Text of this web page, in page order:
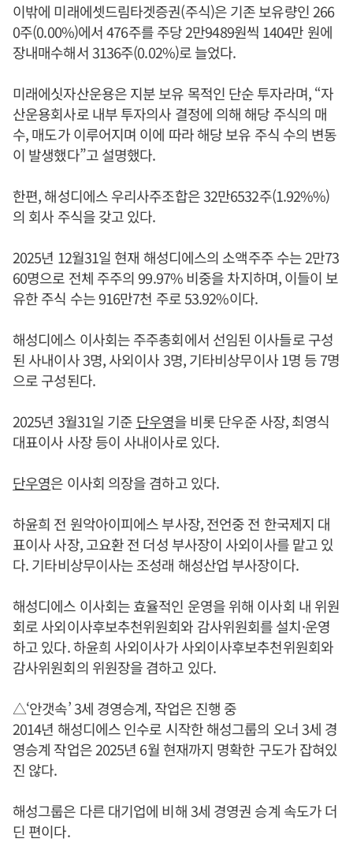
이밖에 미래에셋드림타겟증권(주식)은 기존 보유량인 266
0주(0.00%)에서 476주를 주당 2만9489원씩 1404만 원에
장내매수해서 3136주(0.02%)로 늘었다.
미래에싯자산운용은 지분 보유 목적인 단순 투자라며, “자
산운용회사로 내부 투자의사 결정에 의해 해당 주식의 매
수, 매도가 이루어지며 이에 따라 해당 보유 주식 수의 변동
이 발생했다”고 설명했다.
한편, 해성디에스 우리사주조합은 32만6532주(1.92%%)
의 회사 주식을 갖고 있다.
2025년 12월31일 현재 해성디에스의 소액주주 수는 2만73
60명으로 전체 주주의 99.97% 비중을 차지하며, 이들이 보
유한 주식 수는 916만7천 주로 53.92%이다.
해성디에스 이사회는 주주총회에서 선임된 이사들로 구성
된 사내이사 3명, 사외이사 3명, 기타비상무이사 1명 등 7명
으로 구성된다.
2025년 3월31일 기준 단우영을 비롯 단우준 사장, 최영식
대표이사 사장 등이 사내이사로 있다.
단우영은 이사회 의장을 겸하고 있다.
하윤희 전 원악아이피에스 부사장, 전언중 전 한국제지 대
표이사 사장, 고요환 전 더성 부사장이 사외이사를 맡고 있
다. 기타비상무이사는 조성래 해성산업 부사장이다.
해성디에스 이사회는 효율적인 운영을 위해 이사회 내 위원
회로 사외이사후보추천위원회와 감사위원회를 설치·운영
하고 있다. 하윤희 사외이사가 사외이사후보추천위원회와
감사위원회의 위원장을 겸하고 있다.
△‘안갯속’ 3세 경영승계, 작업은 진행 중
2014년 해성디에스 인수로 시작한 해성그룹의 오너 3세 경
영승계 작업은 2025년 6월 현재까지 명확한 구도가 잡혀있
진 않다.
해성그룹은 다른 대기업에 비해 3세 경영권 승계 속도가 더
딘 편이다.